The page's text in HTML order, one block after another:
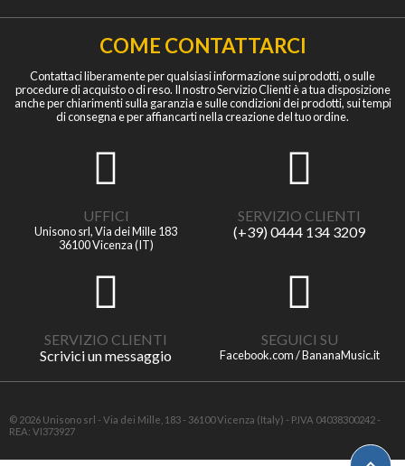
COME CONTATTARCI
Contattaci liberamente per qualsiasi informazione sui prodotti, o sulle
procedure di acquisto o di reso. Il nostro Servizio Clienti è a tua disposizione
anche per chiarimenti sulla garanzia e sulle condizioni dei prodotti, sui tempi
di consegna e per affiancarti nella creazione del tuo ordine.
UFFICI
Unisono srl, Via dei Mille 183
36100 Vicenza (IT)
SERVIZIO CLIENTI
(+39) 0444 134 3209
SERVIZIO CLIENTI
Scrivici un messaggio
SEGUICI SU
Facebook.com / BananaMusic.it
© 2026 Unisono srl - Via dei Mille, 183 - 36100 Vicenza (Italy) - P.IVA 04038300242 -
REA: VI373927